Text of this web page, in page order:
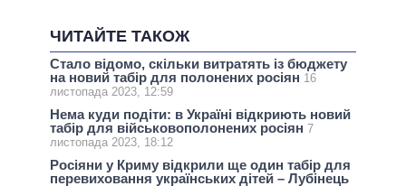
ЧИТАЙТЕ ТАКОЖ
Стало відомо, скільки витратять із бюджету
на новий табір для полонених росіян 16
листопада 2023, 12:59
Нема куди подіти: в Україні відкриють новий
табір для військовополонених росіян 7
листопада 2023, 18:12
Росіяни у Криму відкрили ще один табір для
перевиховання українських дітей – Лубінець